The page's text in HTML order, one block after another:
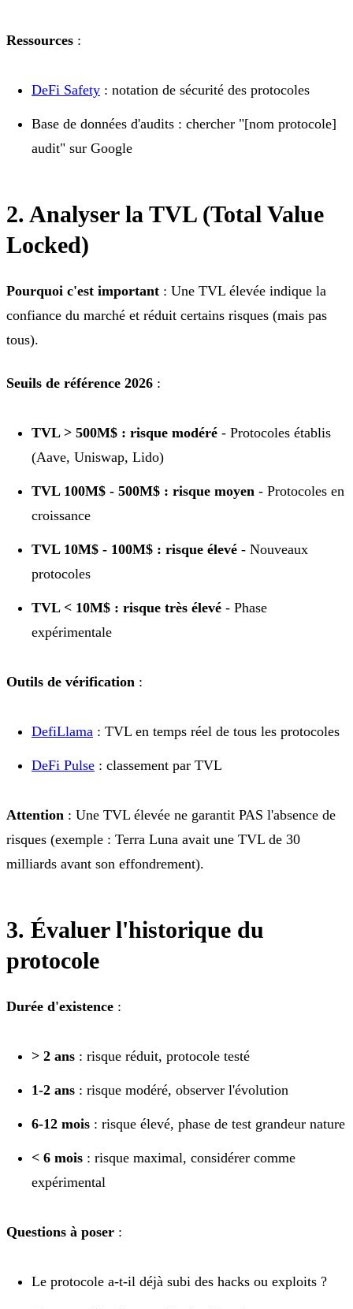
Ressources :
DeFi Safety : notation de sécurité des protocoles
Base de données d'audits : chercher "[nom protocole]
audit" sur Google
2. Analyser la TVL (Total Value
Locked)
Pourquoi c'est important : Une TVL élevée indique la
confiance du marché et réduit certains risques (mais pas
tous).
Seuils de référence 2026 :
TVL > 500M$ : risque modéré - Protocoles établis
(Aave, Uniswap, Lido)
TVL 100M$ - 500M$ : risque moyen - Protocoles en
croissance
TVL 10M$ - 100M$ : risque élevé - Nouveaux
protocoles
TVL < 10M$ : risque très élevé - Phase
expérimentale
Outils de vérification :
DefiLlama : TVL en temps réel de tous les protocoles
DeFi Pulse : classement par TVL
Attention : Une TVL élevée ne garantit PAS l'absence de
risques (exemple : Terra Luna avait une TVL de 30
milliards avant son effondrement).
3. Évaluer l'historique du
protocole
Durée d'existence :
> 2 ans : risque réduit, protocole testé
1-2 ans : risque modéré, observer l'évolution
6-12 mois : risque élevé, phase de test grandeur nature
< 6 mois : risque maximal, considérer comme
expérimental
Questions à poser :
Le protocole a-t-il déjà subi des hacks ou exploits ?